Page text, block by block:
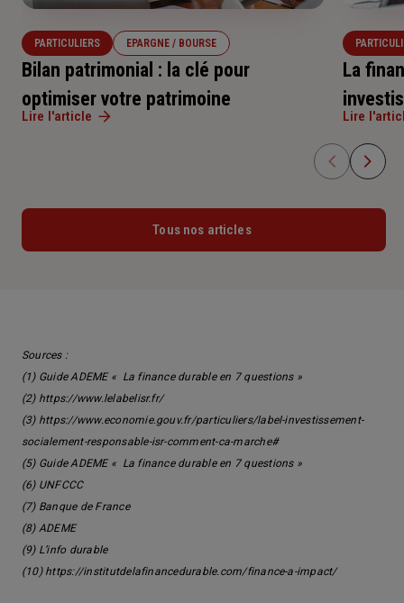
PARTICULIERS EPARGNE / BOURSE
Bilan patrimonial : la clé pour
optimiser votre patrimoine
Lire l'article
La
Lire
Tous nos articles
Sources :
(1) Guide ADEME « La finance durable en 7 questions »
(2) https://www.lelabelisr.fr/
(3) https://www.economie.gouv.fr/particuliers/label-investissement-
socialement-responsable-isr-comment-ca-marche#
(5) Guide ADEME « La finance durable en 7 questions»
(6) UNFCCC
(7) Banque de France
(8) ADEME
(9) L’info durable
(10) https://institutdelafinancedurable.com/finance-a-impact/